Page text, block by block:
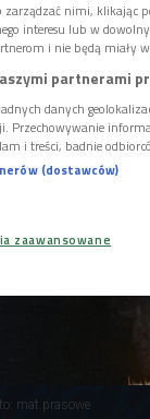
mat.prasowe
nimi, klikając
interesu lub w
i nie będą miały
partnerami
danych
Przechowywanie
i treści, badnie
(dostawców)
zaawansowane